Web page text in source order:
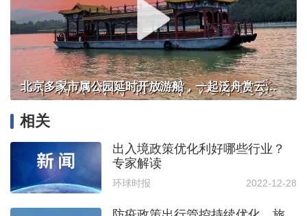
北京多家市属公园延时开放游船，一起泛舟赏云霞！
相关
出入境政策优化利好哪些行业？
专家解读
环球时报 2022-12-28